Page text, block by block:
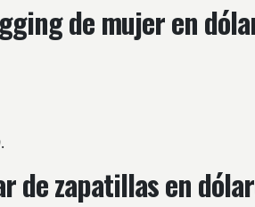
de mujer en
de zapatillas en